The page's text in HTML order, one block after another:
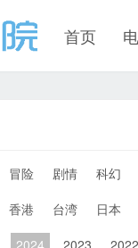
首页
冒险 剧情 科幻
香港 台湾 日本